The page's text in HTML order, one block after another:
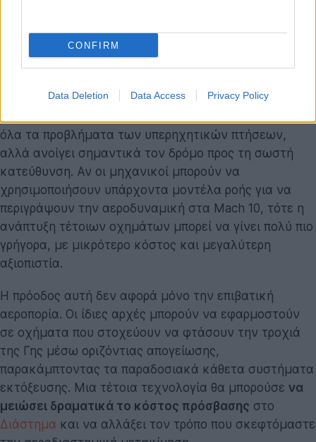
CONFIRM
Data Deletion Data Access Privacy Policy
στα Mach 6 ήταν σχεδόν ταυτόσημα με αυτά των
ροών σε χαμηλότερες ταχύτητες,μια εντυπωσιακή
όλα τα προβλήματα των υπερηχητικών πτήσεων,
αλλά ανοίγει σημαντικά τον δρόμο προς τη σωστή
κατεύθυνση. Αν οι μηχανικοί μπορούν να
χρησιμοποιήσουν υπάρχοντα μοντέλα ροής για να
περιγράψουν την αεροδυναμική στα Mach 10, τότε η
ανάπτυξη τέτοιων οχημάτων μπορεί να γίνει πολύ πιο
γρήγορα, με μικρότερο κόστος και μεγαλύτερη
αξιοπιστία.
Η πρόοδος αυτή δεν αφορά μόνο την επιβατική
αεροπορία. Οι ίδιες αρχές μπορούν να εφαρμοστούν
σε οχήματα που στοχεύουν να φτάσουν την τροχιά
της Γης μέσω οριζόντιας απογείωσης,
παρακάμπτοντας τα παραδοσιακά κάθετα συστήματα
εκτόξευσης. Μια τέτοια τεχνολογία θα μπορούσε να
μειώσει δραματικά το κόστος πρόσβασης στο
Διάστημα και να αλλάξει τον τρόπο που σκεφτόμαστε